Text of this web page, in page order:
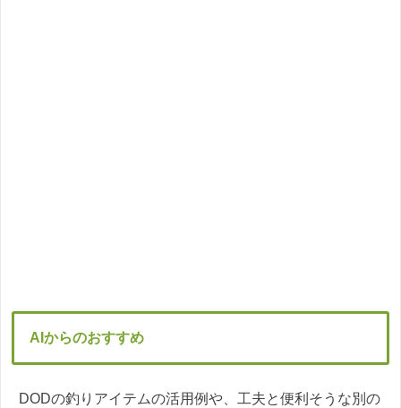
AIからのおすすめ
DODの釣りアイテムの活用例や、工夫と便利そうな別の